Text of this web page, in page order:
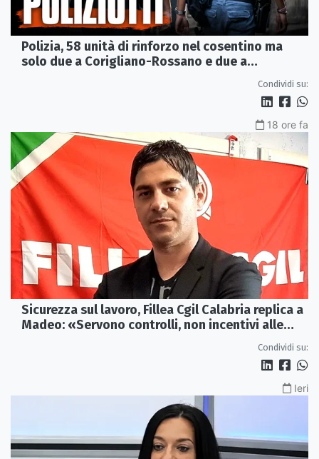
Polizia, 58 unità di rinforzo nel cosentino ma
solo due a Corigliano-Rossano e due a
Condividi su:
18 ore fa
Sicurezza sul lavoro, Fillea Cgil Calabria replica a
Madeo: «Servono controlli, non incentivi alle
Condividi su:
Ieri